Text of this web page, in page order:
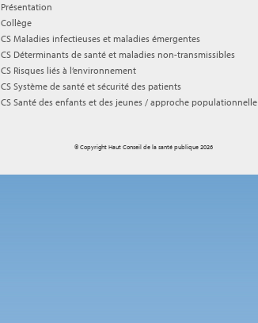
Présentation
Collège
CS Maladies infectieuses et maladies émergentes
CS Déterminants de santé et maladies non-transmissibles
CS Risques liés à l’environnement
CS Système de santé et sécurité des patients
CS Santé des enfants et des jeunes / approche populationnelle
© Copyright Haut Conseil de la santé publique 2026